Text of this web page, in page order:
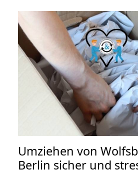
Umziehen von
Berlin sicher und